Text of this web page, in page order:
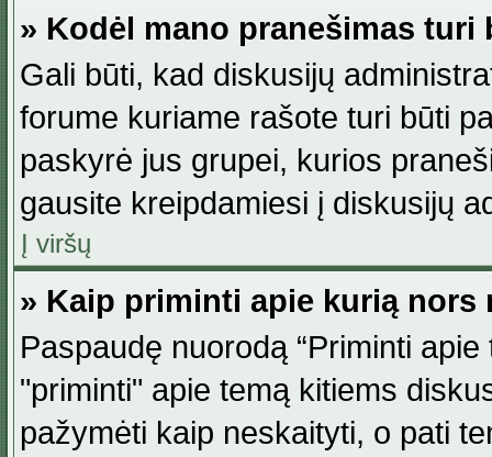
» Kodėl mano pranešimas
Gali būti, kad diskusijų
forume kuriame rašote turi būti
paskyrė jus grupei, kurios
gausite kreipdamiesi į diskusijų
Į viršų
» Kaip priminti apie kurią nors
Paspaudę nuorodą “Priminti
"priminti" apie temą kitiems
pažymėti kaip neskaityti, o pati